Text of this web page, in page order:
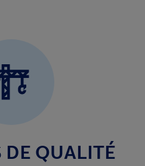
DE QUALITÉ